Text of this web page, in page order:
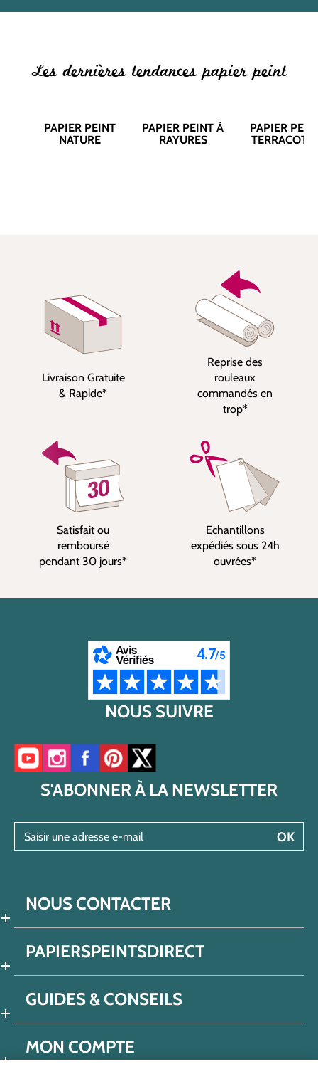
Les dernières tendances papier peint
PAPIER PEINT
NATURE
PAPIER PEINT À
RAYURES
PAPIER
Livraison Gratuite
& Rapide*
Reprise des
rouleaux
commandés en
trop*
Satisfait ou
remboursé
pendant 30 jours*
Echantillons
expédiés sous 24h
ouvrées*
NOUS SUIVRE
Accéder à notre chaîne YouTube
Accéder à notre compte Instagram
Accéder à notre page Facebook
Accéder à notre compte Pinterest
Accéder à notre compte Twitter/X
S'ABONNER À LA NEWSLETTER
OK
NOUS CONTACTER
PAPIERSPEINTSDIRECT
GUIDES & CONSEILS
MON COMPTE